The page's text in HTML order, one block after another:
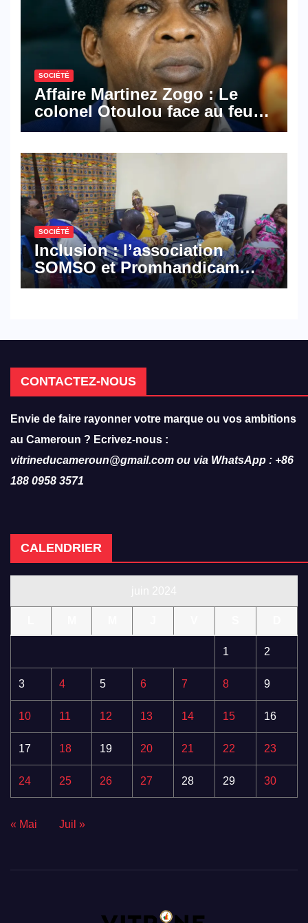
SOCIÉTÉ
Affaire Martinez Zogo : Le
colonel Otoulou face au feu
croisé des avocats de la
SOCIÉTÉ
Inclusion : l’association
SOMSO et Promhandicam
militent en faveur d’une
CONTACTEZ-NOUS
Envie de faire rayonner votre marque ou vos ambitions
au Cameroun ? Ecrivez-nous :
vitrineducameroun@gmail.com ou via WhatsApp : +86
188 0958 3571
CALENDRIER
1 2
3 4 5 6 7 8 9
10 11 12 13 14 15 16
17 18 19 20 21 22 23
24 25 26 27 28 29 30
« Mai Juil »